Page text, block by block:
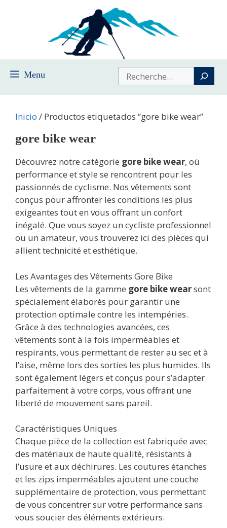
Menu Buscar
Inicio / Productos etiquetados “gore bike wear”
gore bike wear
Découvrez notre catégorie gore bike wear, où
performance et style se rencontrent pour les
passionnés de cyclisme. Nos vêtements sont
conçus pour affronter les conditions les plus
exigeantes tout en vous offrant un confort
inégalé. Que vous soyez un cycliste professionnel
ou un amateur, vous trouverez ici des pièces qui
allient technicité et esthétique.
Les Avantages des Vêtements Gore Bike
Les vêtements de la gamme gore bike wearsont
spécialement élaborés pour garantir une
protection optimale contre les intempéries.
Grâce à des technologies avancées, ces
vêtements sont à la fois imperméables et
respirants, vous permettant de rester au sec et à
l’aise, même lors des sorties les plus humides. Ils
sont également légers et conçus pour s’adapter
parfaitement à votre corps, vous offrant une
liberté de mouvement sans pareil.
Caractéristiques Uniques
Chaque pièce de la collection est fabriquée avec
des matériaux de haute qualité, résistants à
l’usure et aux déchirures. Les coutures étanches
et les zips imperméables ajoutent une couche
supplémentaire de protection, vous permettant
de vous concentrer sur votre performance sans
vous soucier des éléments extérieurs.